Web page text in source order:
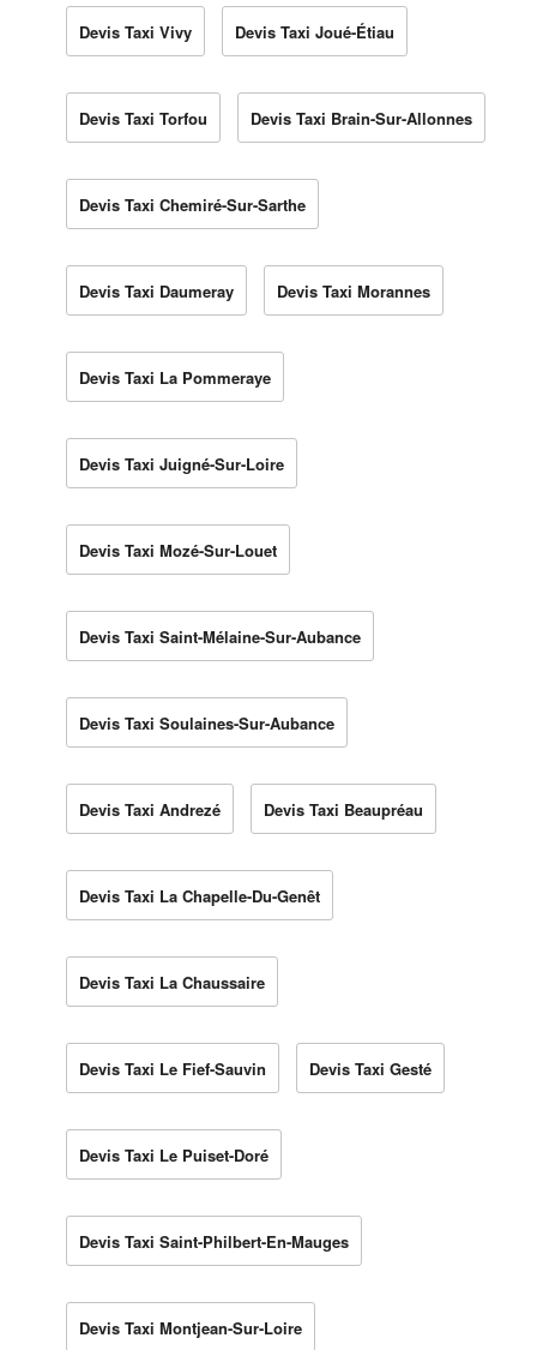
Devis Taxi Vivy Devis Taxi Joué-Étiau
Devis Taxi Torfou Devis Taxi Brain-Sur-Allonnes
Devis Taxi Chemiré-Sur-Sarthe
Devis Taxi Daumeray Devis Taxi Morannes
Devis Taxi La Pommeraye
Devis Taxi Juigné-Sur-Loire
Devis Taxi Mozé-Sur-Louet
Devis Taxi Saint-Mélaine-Sur-Aubance
Devis Taxi Soulaines-Sur-Aubance
Devis Taxi Andrezé Devis Taxi Beaupréau
Devis Taxi La Chapelle-Du-Genêt
Devis Taxi La Chaussaire
Devis Taxi Le Fief-Sauvin Devis Taxi Gesté
Devis Taxi Le Puiset-Doré
Devis Taxi Saint-Philbert-En-Mauges
Devis Taxi Montjean-Sur-Loire